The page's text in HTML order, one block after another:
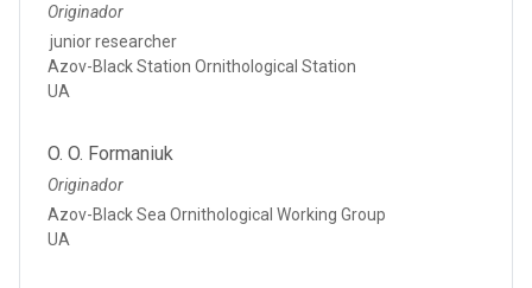
Originador
junior researcher
Azov-Black Station Ornithological Station
UA
O. O. Formaniuk
Originador
Azov-Black Sea Ornithological Working Group
UA